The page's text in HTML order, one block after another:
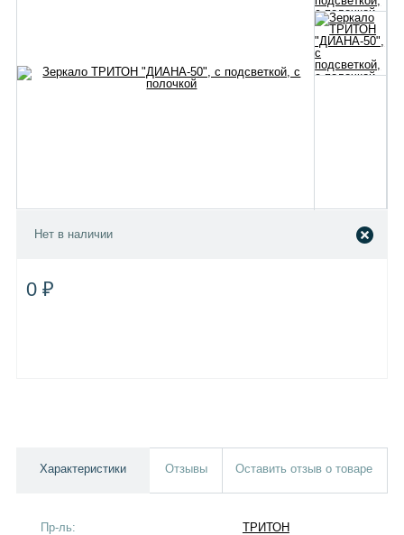
Нет в наличии
0 ₽
Характеристики Отзывы Оставить отзыв о товаре
Пр-ль:
ТРИТОН